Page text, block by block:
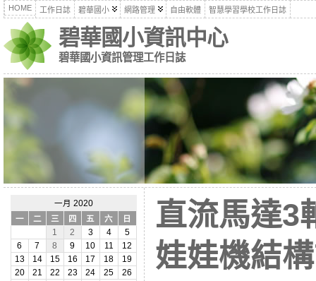
HOME 工作日誌 碧華國小 網路管理 自由軟體 智慧學習學校工作日誌
碧華國小資訊中心
碧華國小資訊管理工作日誌
一月 2020
一
二 三 四 五 六
日
1
2 3 4
5
6
7 8 9 10 11
12
13
14 15 16 17 18
19
20
21 22 23 24 25
26
直流馬達3
娃娃機結